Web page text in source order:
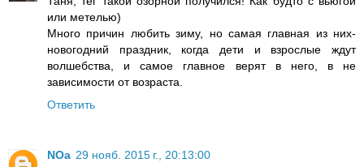
или метелью)
Много причин любить зиму, но самая главная из них-
новогодний праздник, когда дети и взрослые ждут
волшебства, и самое главное верят в него, в не
зависимости от возраста.
Ответить
NOa 29 нояб. 2015 г., 20:13:00